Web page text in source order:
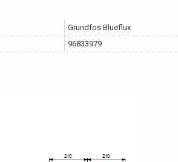
Grundfos Blueflux
96833979